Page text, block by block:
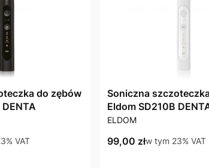
do zębów
VAT
VAT
Soniczna
Eldom SD210B
PRODUCENT
ELDOM
Cena brutto
99,00 złw tym %s VAT
w tym 23% VAT